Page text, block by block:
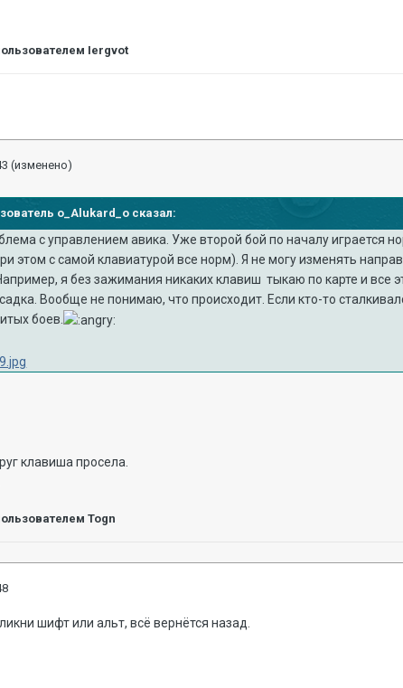
Iergvot
(изменено)
o_Alukard_o сказал:
с управлением авика. Уже второй бой по началу играется
этом с самой клавиатурой все норм). Я не могу изменять
я без зажимания никаких клавиш тыкаю по карте и все
Вообще не понимаю, что происходит. Если кто-то
боев.
клавиша просела.
Togn
шифт или альт, всё вернётся назад.